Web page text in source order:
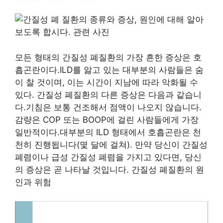
모든 형태의 간질성 폐질환의 가장 흔한 증상은 호
흡곤란이다.ILD를 앓고 있는 대부분의 사람들은 숨
이 찰 것이며, 이는 시간이 지남에 따라 악화될 수
있다. 간질성 폐질환의 다른 증상은 다음과 같습니
다.기침은 보통 건조해서 점액이 나오지 않습니다.
감량은 COP 또는 BOOP에 걸린 사람들에게 가장
일반적이다.대부분의 ILD 형태에서 호흡곤란은 천
천히 진행됩니다(몇 달에 걸쳐). 만약 당신이 간질성
폐렴이나 급성 간질성 폐렴을 가지고 있다면, 당신
의 증상은 곧 나타날 것입니다. 간질성 폐질환의 원
인과 위험